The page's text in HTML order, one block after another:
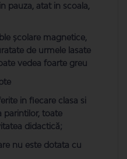
pauza, atat in scoala,
școlare magnetice,
de urmele lasate
vedea foarte greu
in fiecare clasa si
parintilor, toate
didactică;
nu este dotata cu